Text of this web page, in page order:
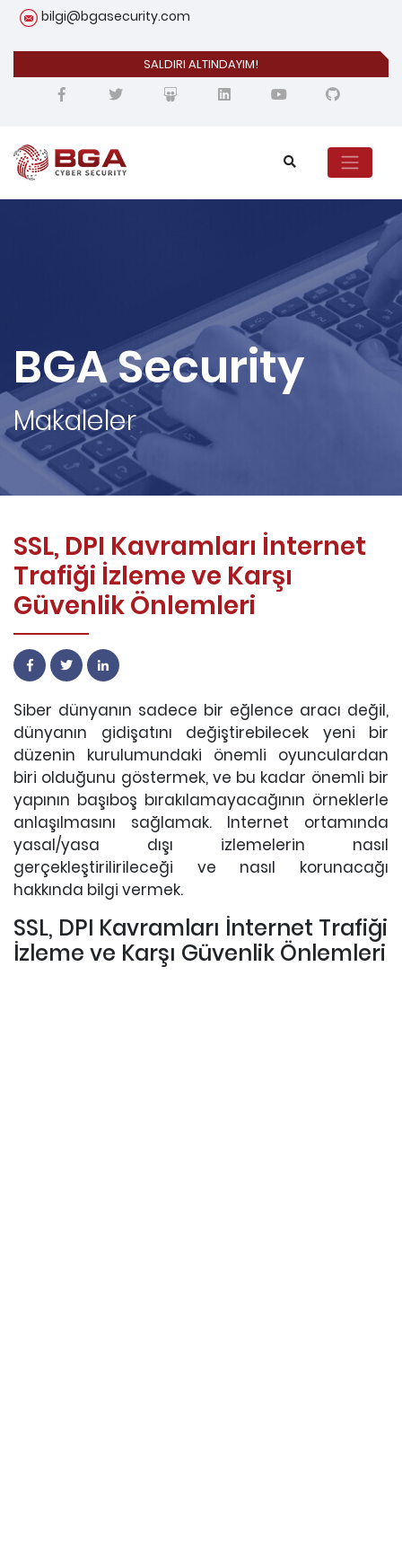
bilgi@bgasecurity.com
SALDIRI ALTINDAYIM!
BGA Security
Makaleler
SSL, DPI Kavramları İnternet
Trafiği İzleme ve Karşı
Güvenlik Önlemleri
Siber dünyanın sadece bir eğlence aracı değil,
dünyanın gidişatını değiştirebilecek yeni bir
düzenin kurulumundaki önemli oyunculardan
biri olduğunu göstermek, ve bu kadar önemli bir
yapının başıboş bırakılamayacağının örneklerle
anlaşılmasını sağlamak. Internet ortamında
yasal/yasa dışı izlemelerin nasıl
gerçekleştirilirileceği ve nasıl korunacağı
hakkında bilgi vermek.
SSL, DPI Kavramları İnternet Trafiği
İzleme ve Karşı Güvenlik Önlemleri